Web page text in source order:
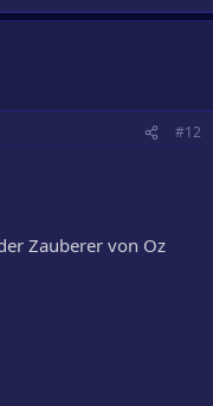
#12
Zauberer von Oz